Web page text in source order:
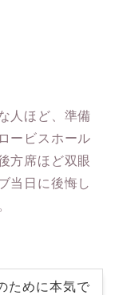
人ほど、準備
ービスホール
方席ほど双眼
当日に後悔し
ために本気で